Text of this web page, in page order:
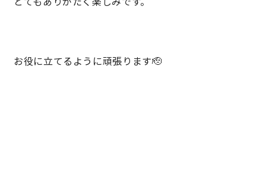
お役に立てるように頑張ります🫡